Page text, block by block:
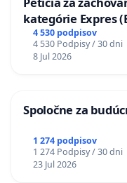
kategórie Expres
stanici Púchov
4 530 podpisov
4 530 Podpisy / 30 dni
8 Jul 2026
Spoločne za
1 274 podpisov
1 274 Podpisy / 30 dni
23 Jul 2026